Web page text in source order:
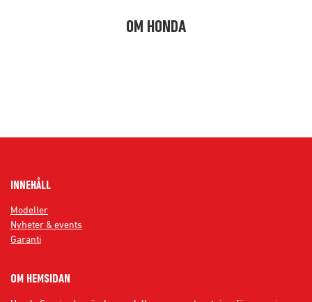
OM HONDA
INNEHÅLL
Modeller
Nyheter & events
Garanti
OM HEMSIDAN